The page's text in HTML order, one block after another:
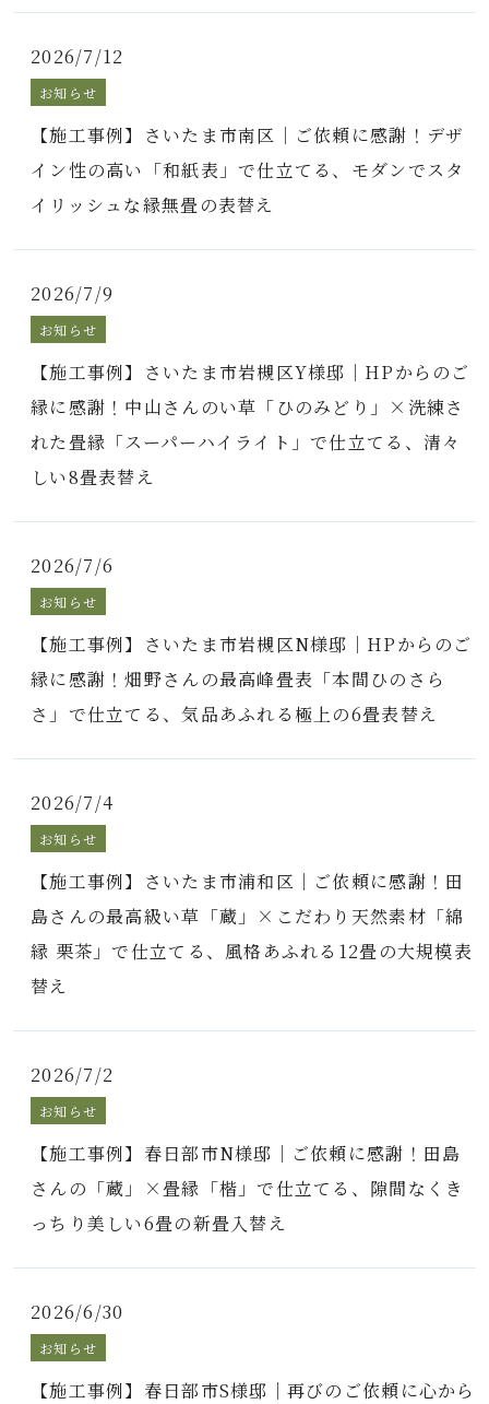
2026/7/12
お知らせ
【施工事例】さいたま市南区｜ご依頼に感謝！デザ
イン性の高い「和紙表」で仕立てる、モダンでスタ
イリッシュな縁無畳の表替え
2026/7/9
お知らせ
【施工事例】さいたま市岩槻区Y様邸｜HPからのご
縁に感謝！中山さんのい草「ひのみどり」×洗練さ
れた畳縁「スーパーハイライト」で仕立てる、清々
しい8畳表替え
2026/7/6
お知らせ
【施工事例】さいたま市岩槻区N様邸｜HPからのご
縁に感謝！畑野さんの最高峰畳表「本間ひのさら
さ」で仕立てる、気品あふれる極上の6畳表替え
2026/7/4
お知らせ
【施工事例】さいたま市浦和区｜ご依頼に感謝！田
島さんの最高級い草「蔵」×こだわり天然素材「綿
縁 栗茶」で仕立てる、風格あふれる12畳の大規模表
替え
2026/7/2
お知らせ
【施工事例】春日部市N様邸｜ご依頼に感謝！田島
さんの「蔵」×畳縁「楷」で仕立てる、隙間なくき
っちり美しい6畳の新畳入替え
2026/6/30
お知らせ
【施工事例】春日部市S様邸｜再びのご依頼に心から